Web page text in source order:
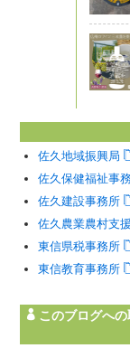
佐久地域振興局
佐久保健福祉事
佐久建設事務所
佐久農業農村支
東信県税事務所
東信教育事務所
このブログへ